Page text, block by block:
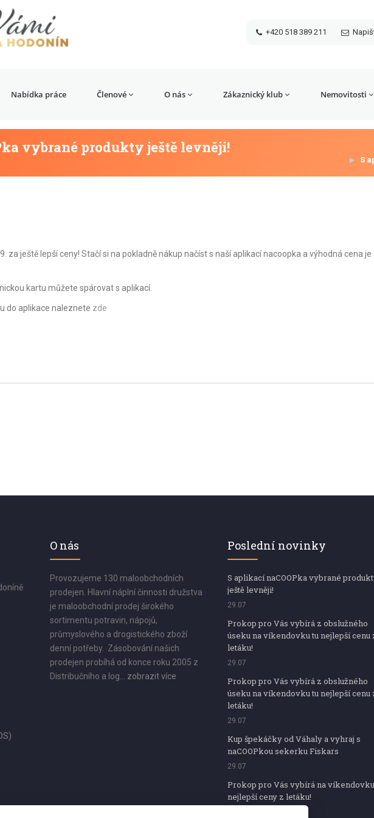
+420 518 389 211
Nabídka práce Členové O nás Zákaznický klub Nemovitosti
vybrané produkty ještě levněji!
S
za ještě lepší ceny! Stačí si na pokladně nákup načíst s naší aplikací nacoopka a výhodná cena je
kartu můžete spárovat s aplikací.
do aplikace naleznete zde
O nás
Provozujeme 130 maloobchodních
prodejen. Hlavní náplní činnosti družstva
je maloobchodní prodej širokého
sortimentu potravin, nápojů,
průmyslového a drogistického zboží
denní potřeby. Zásobování našich
prodejen probíhá od konce roku 2005 z
Distribučního a log... zobrazit více
Poslední novinky
S aplikací naCOOPka vybrané
ještě levněji!
29.07
Prokop pro Vás vybírá z obslužného
úseku na víkendovku tu nejlepší cenu
letáku!
29.07
Prokop pro Vás vybírá z obslužného
úseku na víkendovku tu nejlepší cenu
letáku!
29.07
Kup špekáčky od Váhaly a vyhraj s
naCOOPkou sekerku Fiskars
29.07
Prokop pro Vás vybírá na
nejlepší ceny z letáku!